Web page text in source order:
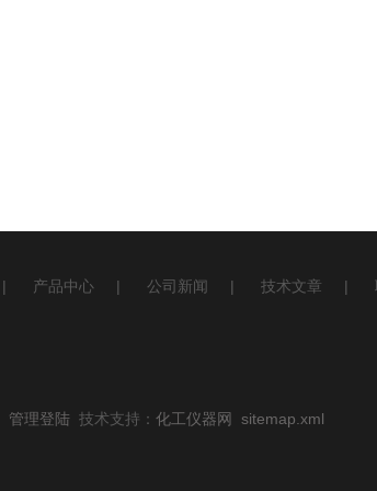
| 产品中心 | 公司新闻 | 技术文章 |
管理登陆 技术支持： 化工仪器网 sitemap.xml